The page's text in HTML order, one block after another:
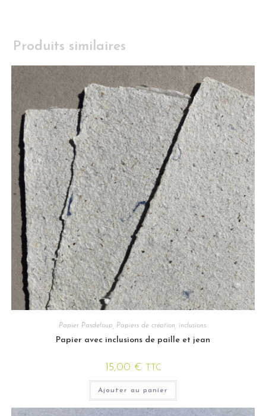
Produits similaires
Papier Pasdeloup Papiers de création, inclusions.
Papier avec inclusions de paille et jean
15,00 € TTC
Ajouter au panier